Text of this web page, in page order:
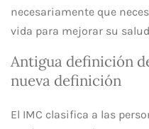
necesariamente que
vida para mejorar su
Antigua definición
nueva definición
El IMC clasifica a las